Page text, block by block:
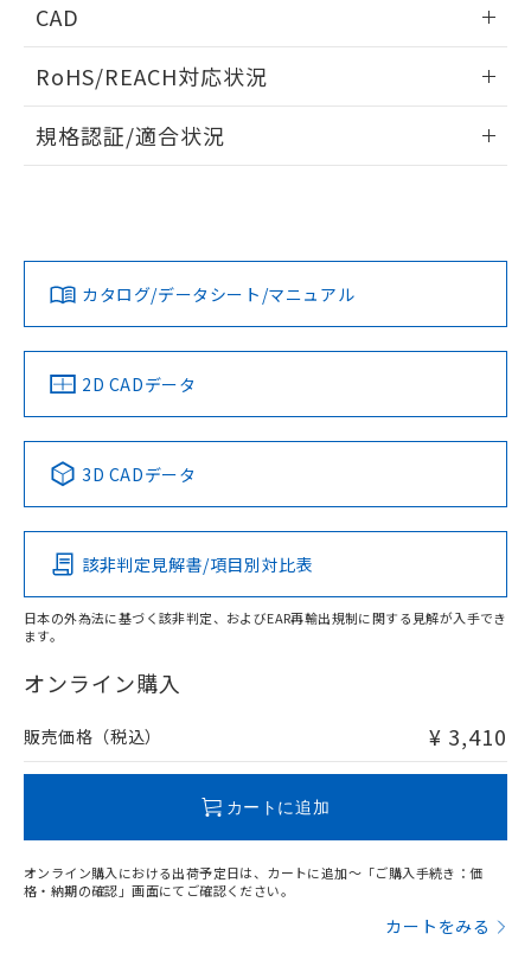
CAD
ドすることができます。
ログイン/会員登録
ダウンロードデータをご利用いただく前に、以下を必ずお読
みください。
ソフトウェアの使用条件
RoHS/REACH対応状況
EU RoHS 注意事項・凡例
対応済み
中国 RoHS 注意事項・凡例
Pb Hg Cd Cr(VI)
O
在庫等で未対応品が混在する可能性があります。
問い合わせください。
規格認証/適合状況
カタログ/データシート/マニュアル
2D CADデータ
3D CADデータ
該非判定見解書/項目別対比表
日本の外為法に基づく該非判定、およびEAR再輸出規制に関する見解が入手でき
ます。
オンライン購入
販売価格（税込） ¥ 3,410
カートに追加
オンライン購入における出荷予定日は、カートに追加～「ご購入手続き：価
格・納期の確認」画面にてご確認ください。
カートをみる